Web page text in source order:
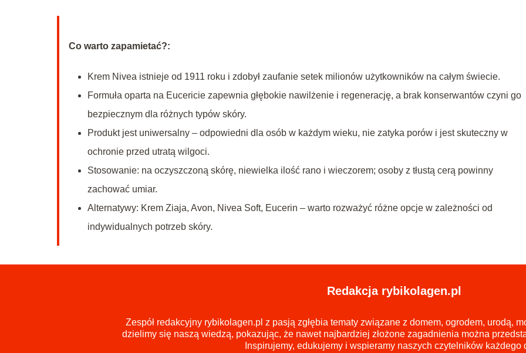
Co warto zapamietać?:
Krem Nivea istnieje od 1911 roku i zdobył zaufanie setek milionów użytkowników na całym świecie.
Formuła oparta na Eucericie zapewnia głębokie nawilżenie i regenerację, a brak konserwantów czyni go
bezpiecznym dla różnych typów skóry.
Produkt jest uniwersalny – odpowiedni dla osób w każdym wieku, nie zatyka porów i jest skuteczny w
ochronie przed utratą wilgoci.
Stosowanie: na oczyszczoną skórę, niewielka ilość rano i wieczorem; osoby z tłustą cerą powinny
zachować umiar.
Alternatywy: Krem Ziaja, Avon, Nivea Soft, Eucerin – warto rozważyć różne opcje w zależności od
indywidualnych potrzeb skóry.
Redakcja rybikolagen.pl
Zespół redakcyjny rybikolagen.pl z pasją zgłębia tematy związane z domem, ogrodem, urodą,
dzielimy się naszą wiedzą, pokazując, że nawet najbardziej złożone zagadnienia można
Inspirujemy, edukujemy i wspieramy naszych czytelników każdego